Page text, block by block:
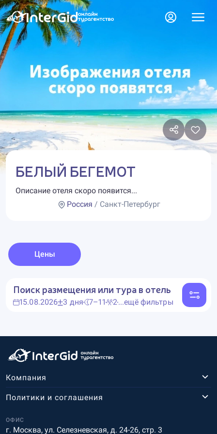
БЕЛЫЙ БЕГЕМОТ
Описание отеля скоро появится...
Россия / Санкт-Петербург
Цены
Поиск размещения или тура в отель
15.08.2026 3 дня 7–11 2...ещё фильтры
Компания
ОФИС
г. Москва, ул. Селезневская, д. 24-26, стр. 3
Политики и соглашения